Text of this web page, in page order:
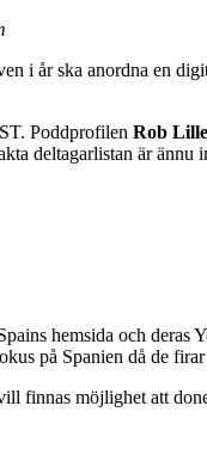
i år ska anordna en
Poddprofilen Rob
deltagarlistan är ännu
hemsida och deras
på Spanien då de
finnas möjlighet att